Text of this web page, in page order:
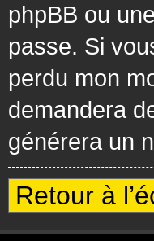
phpBB ou
passe. Si
perdu mon
demandera
générera un
Retour à